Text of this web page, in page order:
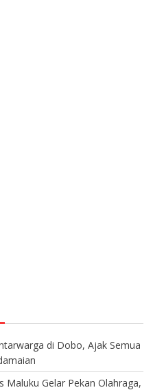
di Dobo, Ajak Semua
Maluku Gelar Pekan Olahraga,